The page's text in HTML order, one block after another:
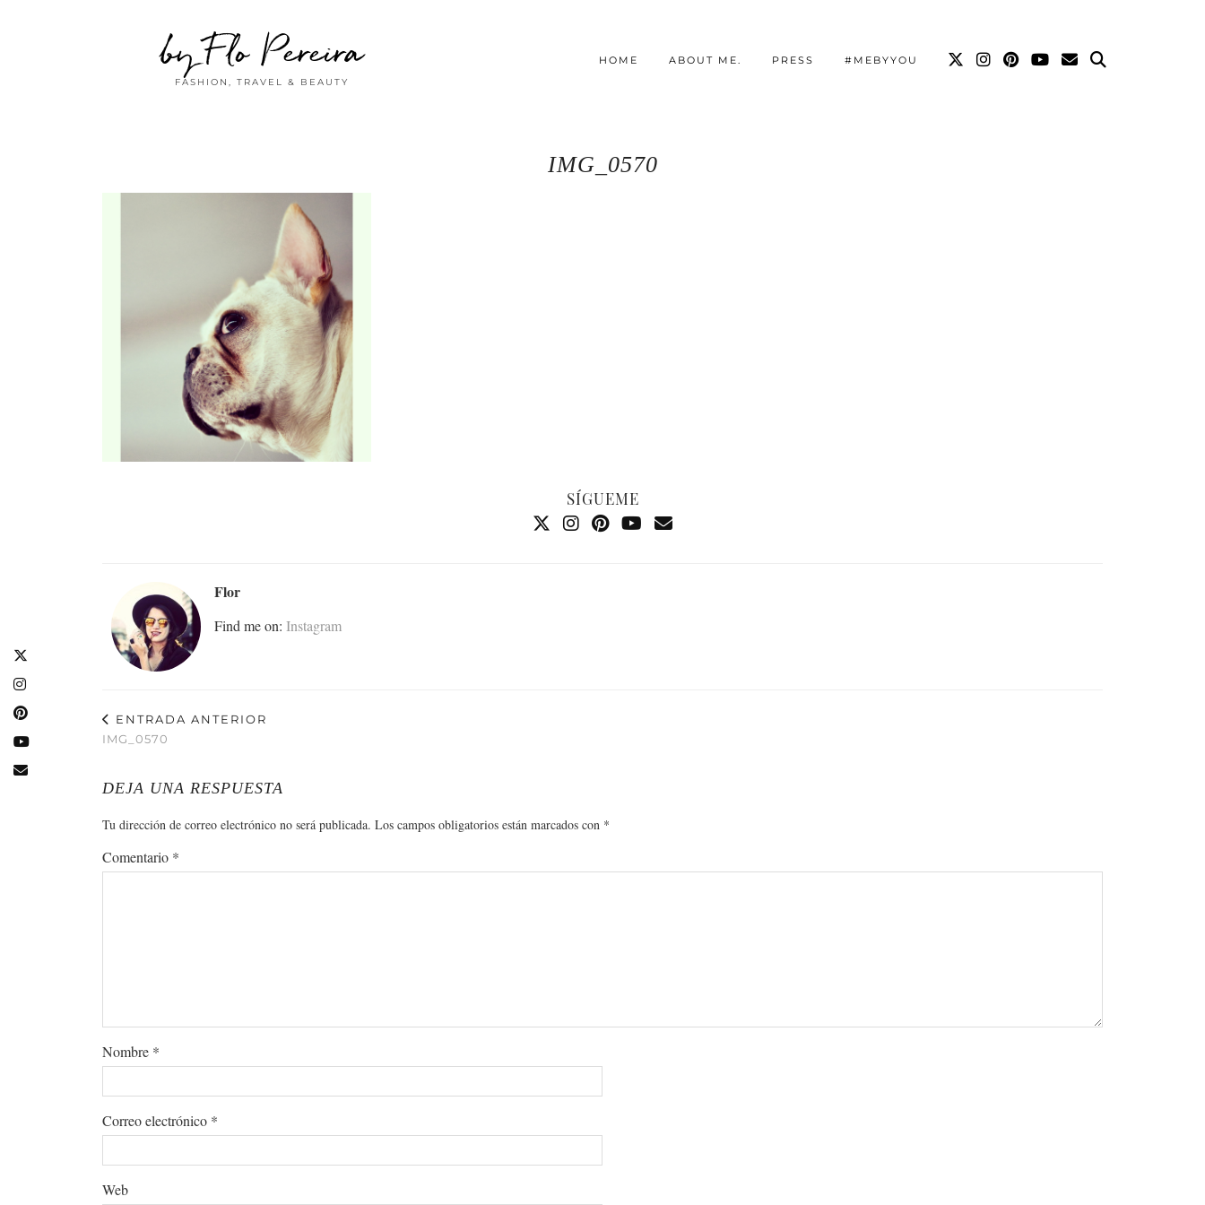
by Flo Pereira
FASHION, TRAVEL & BEAUTY
HOME ABOUT ME. PRESS #MEBYYOU
IMG_0570
SÍGUEME
Flor
Find me on: Instagram
ENTRADA ANTERIOR
IMG_0570
DEJA UNA RESPUESTA
Tu dirección de correo electrónico no será publicada. Los campos obligatorios están marcados con *
Comentario *
Nombre *
Correo electrónico *
Web